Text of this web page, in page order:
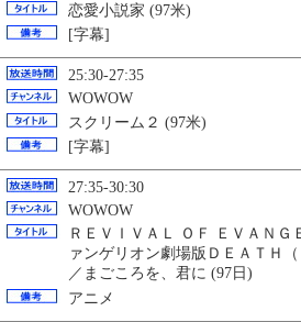
恋愛小説家 (97米)
[字幕]
25:30-27:35
WOWOW
スクリーム２ (97米)
[字幕]
27:35-30:30
WOWOW
ＲＥＶＩＶＡＬ ＯＦ ＥＶＡＮ
ァンゲリオン劇場版ＤＥＡＴＨ
／まごころを、君に (97日)
アニメ